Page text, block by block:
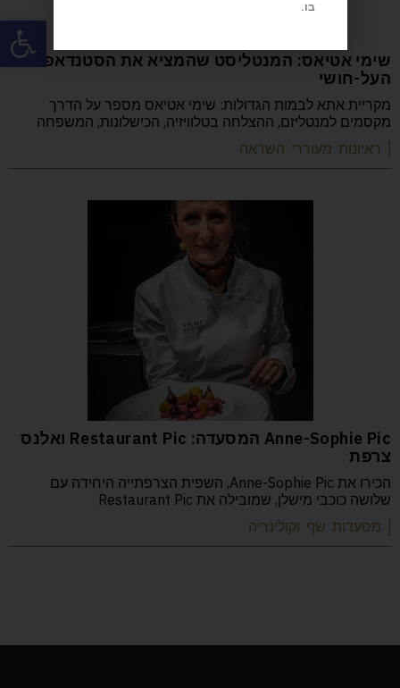
שימי אטיאס: המנטליסט שהמציא את הסטנדאפ
העל-חושי
מקריית אתא לבמות הגדולות: שימי אטיאס מספר על הדרך
מקסמים למנטליזם, ההצלחה בטלוויזיה, הכישלונות, המשפחה
| ראיונות מעוררי השראה
Anne-Sophie Pic המסעדה: Restaurant Pic ואלנס
צרפת
הכירו את Anne-Sophie Pic, השפית הצרפתייה היחידה עם
שלושה כוכבי מישלן, שמובילה את Restaurant Pic
| מסעדות שף וקולינריה
בו.